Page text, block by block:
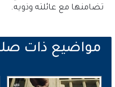
تضامنها مع عائلته وذويه.